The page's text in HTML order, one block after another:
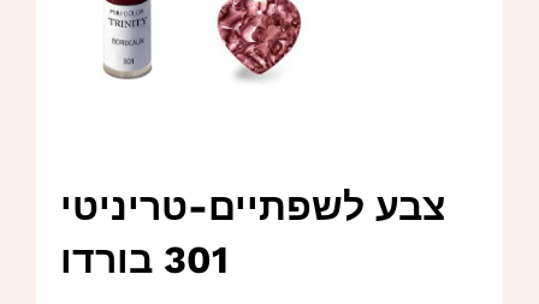
צבע לשפתיים-טריניטי
301 בורדו